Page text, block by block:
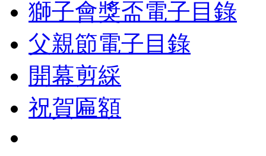
獅子會獎盃電子目錄
父親節電子目錄
開幕剪綵
祝賀匾額